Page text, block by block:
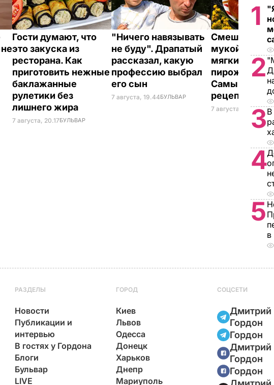
Гости думают, что
это закуска из
ресторана. Как
приготовить нежные
баклажанные
рулетики без
лишнего жира
7 августа, 20.17БУЛЬВАР
"Ничего навязывать
не буду". Драпатый
рассказал, какую
профессию выбрал
его сын
7 августа, 19.44БУЛЬВАР
Смешайте
мукой – и
мягких,
пирожков
Самый
рецепт
7 августа, 18.16
1
2
3В
4
5
в
РАЗДЕЛЫ
Новости
Публикации и
интервью
В гостях у Гордона
Блоги
Бульвар
LIVE
ГОРОД
Киев
Львов
Одесса
Донецк
Харьков
Днепр
Мариуполь
СОЦСЕТИ
Дмитрий
Гордон
Гордон
Дмитрий
Гордон
Гордон